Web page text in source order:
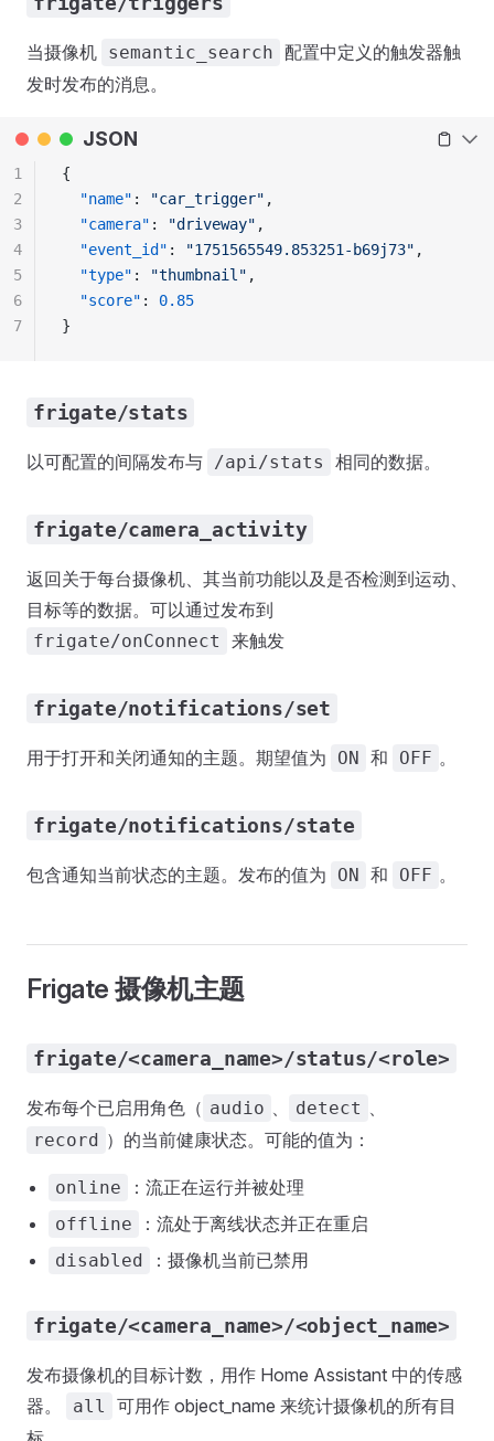
当摄像机 semantic_search 配置中定义的触发器触
发时发布的消息。
JSON
{
  "name"
: "car_trigger" ,
  "camera"
: "driveway" ,
  "event_id"
: "1751565549.853251-b69j73" ,
  "type"
: "thumbnail" ,
  "score"
: 0.85
}
1
2
3
4
5
6
7
frigate/stats
以可配置的间隔发布与 /api/stats 相同的数据。
frigate/camera_activity
返回关于每台摄像机、其当前功能以及是否检测到运动、
目标等的数据。可以通过发布到
frigate/onConnect 来触发
frigate/notifications/set
用于打开和关闭通知的主题。期望值为 ON 和 OFF 。
frigate/notifications/state
包含通知当前状态的主题。发布的值为 ON 和 OFF 。
Frigate 摄像机主题
frigate/<camera_name>/status/<role>
发布每个已启用角色（ audio 、 detect 、
record ）的当前健康状态。可能的值为：
online ：流正在运行并被处理
offline ：流处于离线状态并正在重启
disabled ：摄像机当前已禁用
frigate/<camera_name>/<object_name>
发布摄像机的目标计数，用作 Home Assistant 中的传感
器。
all
可用作 object_name 来统计摄像机的所有目